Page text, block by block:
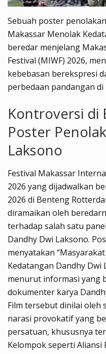
Sebuah poster
Makassar Menolak
beredar menjelang
Festival (MIWF) 2026,
kebebasan berekspresi
perbedaan pandangan di
Kontroversi di
Poster
Laksono
Festival Makassar
2026 yang dijadwalkan
2026 di Benteng
diramaikan oleh
terhadap salah satu
Dandhy Dwi Laksono.
menyatakan
Kedatangan Dandhy Dwi
menurut informasi yang
dokumenter karya
Film tersebut dinilai oleh
narasi provokatif yang
persatuan, khususnya
Kelompok seperti Aliansi